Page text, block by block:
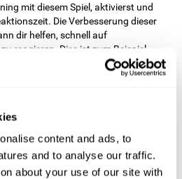
content and ads, to
and to analyse our traffic.
about your use of our site with
mit diesem Spiel, aktivierst und
Die Verbesserung dieser
dir helfen, schnell auf
reagieren. Dies ist zum Beispiel
Gegenstand über den Tisch rollt und
bevor er auf den Boden fällt.
musst du dich an die
mentale Flexibilität stimuliert
diese kognitive Kapazität
helfen, flexibler auf unerwartete